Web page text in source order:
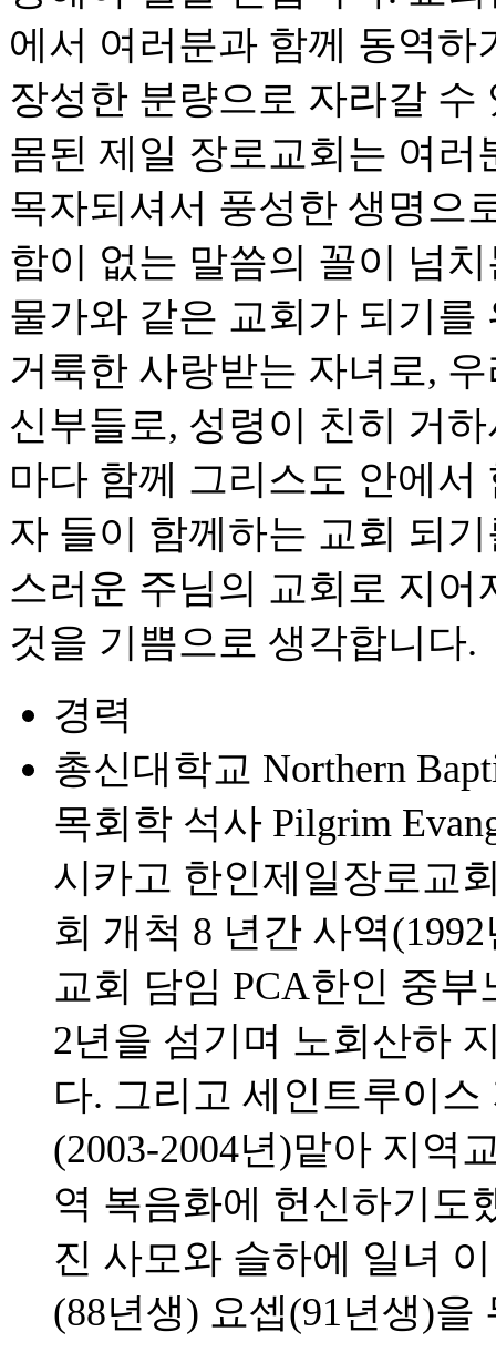
에서 여러분과 함께 동역
장성한 분량으로 자라갈
몸된 제일 장로교회는 여
목자되셔서 풍성한 생명으
함이 없는 말씀의 꼴이 넘
물가와 같은 교회가 되기
거룩한 사랑받는 자녀로,
신부들로, 성령이 친히 거
마다 함께 그리스도 안에
자 들이 함께하는 교회 되
스러운 주님의 교회로 지
것을 기쁨으로 생각합니다.
경력
총신대학교 Northern
목회학 석사 Pilgrim
시카고 한인제일장로교
회 개척 8 년간 사역
교회 담임 PCA한인 중
2년을 섬기며 노회산하
다. 그리고 세인트루이
(2003-2004년)맡아 지역
역 복음화에 헌신하기도
진 사모와 슬하에 일녀
(88년생) 요셉(91년생)을